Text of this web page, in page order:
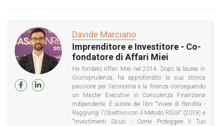
Davide Marciano
Imprenditore e Investitore - Co-
fondatore di Affari Miei
Ha fondato Affari Miei nel 2014. Dopo la laurea in
Giurisprudenza, ha approfondito la sua storica
passione per l'economia e la finanza conseguendo
un Master Executive in Consulenza Finanziaria
Indipendente. É autore dei libri "Vivere di Rendita -
Raggiungi l'Obiettivo con il Metodo RGGI" (2019) e
"Investimenti Sicuri - Come Proteggere il Tuo